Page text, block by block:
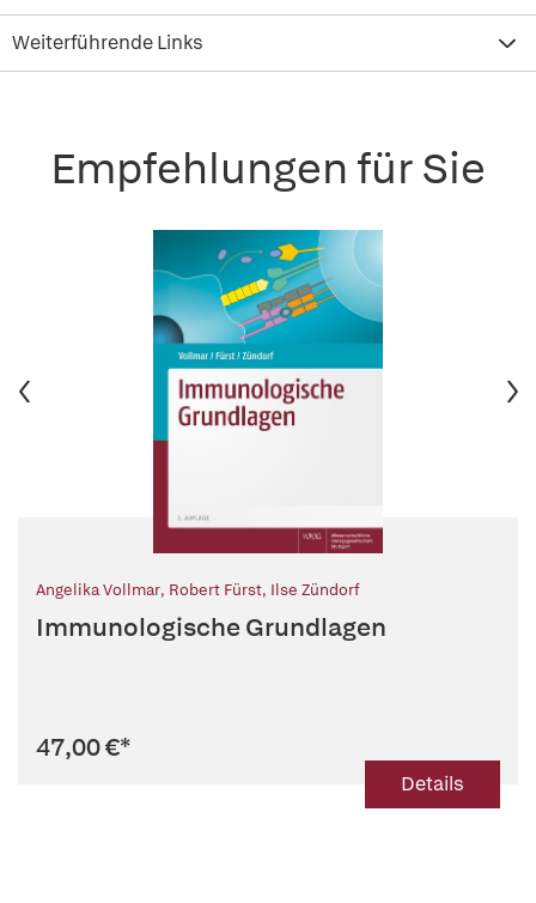
Weiterführende Links
Empfehlungen für Sie
Angelika Vollmar, Robert Fürst, Ilse Zündorf
Immunologische Grundlagen
47,00 €*
Details